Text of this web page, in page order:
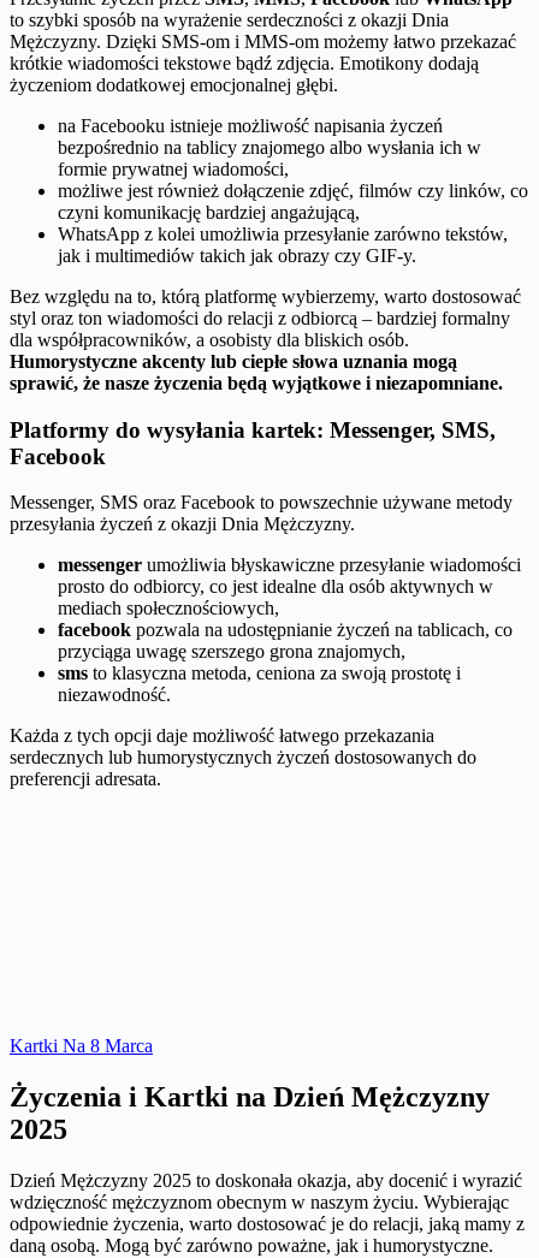
to szybki sposób na wyrażenie serdeczności z okazji Dnia
Mężczyzny. Dzięki SMS-om i MMS-om możemy łatwo przekazać
krótkie wiadomości tekstowe bądź zdjęcia. Emotikony dodają
życzeniom dodatkowej emocjonalnej głębi.
na Facebooku istnieje możliwość napisania życzeń
bezpośrednio na tablicy znajomego albo wysłania ich w
formie prywatnej wiadomości,
możliwe jest również dołączenie zdjęć, filmów czy linków, co
czyni komunikację bardziej angażującą,
WhatsApp z kolei umożliwia przesyłanie zarówno tekstów,
jak i multimediów takich jak obrazy czy GIF-y.
Bez względu na to, którą platformę wybierzemy, warto dostosować
styl oraz ton wiadomości do relacji z odbiorcą – bardziej formalny
dla współpracowników, a osobisty dla bliskich osób.
Humorystyczne akcenty lub ciepłe słowa uznania mogą
sprawić, że nasze życzenia będą wyjątkowe i niezapomniane.
Platformy do wysyłania kartek: Messenger, SMS,
Facebook
Messenger, SMS oraz Facebook to powszechnie używane metody
przesyłania życzeń z okazji Dnia Mężczyzny.
messenger umożliwia błyskawiczne przesyłanie wiadomości
prosto do odbiorcy, co jest idealne dla osób aktywnych w
mediach społecznościowych,
facebook pozwala na udostępnianie życzeń na tablicach, co
przyciąga uwagę szerszego grona znajomych,
sms to klasyczna metoda, ceniona za swoją prostotę i
niezawodność.
Każda z tych opcji daje możliwość łatwego przekazania
serdecznych lub humorystycznych życzeń dostosowanych do
preferencji adresata.
Kartki Na 8 Marca
Życzenia i Kartki na Dzień Mężczyzny
2025
Dzień Mężczyzny 2025 to doskonała okazja, aby docenić i wyrazić
wdzięczność mężczyznom obecnym w naszym życiu. Wybierając
odpowiednie życzenia, warto dostosować je do relacji, jaką mamy z
daną osobą. Mogą być zarówno poważne, jak i humorystyczne.